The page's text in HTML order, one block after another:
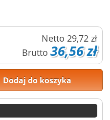
Netto 29,72 zł
Brutto 36,56 zł
Dodaj do koszyka